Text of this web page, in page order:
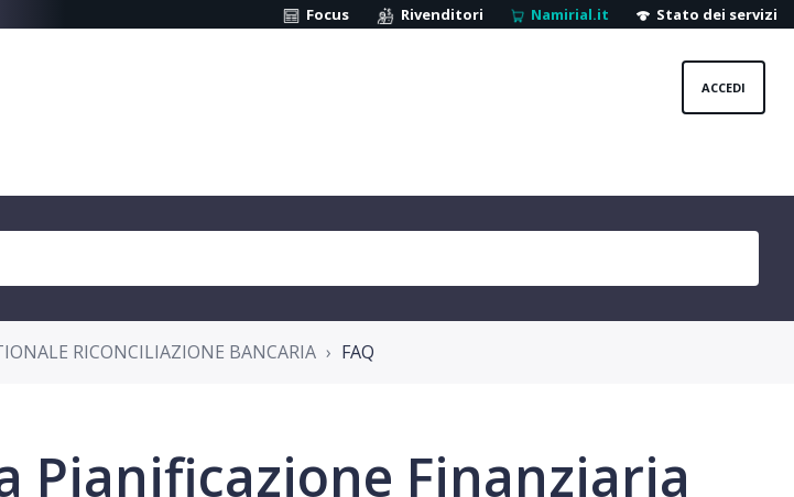
Focus Rivenditori Namirial.it Stato dei servizi
ACCEDI
RICONCILIAZIONE BANCARIA FAQ
Pianificazione Finanziaria